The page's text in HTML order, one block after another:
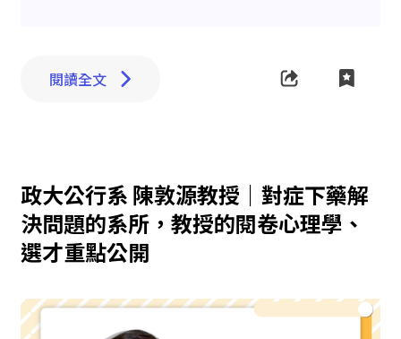
閱讀全文
政大公行系 陳敦源教授｜對症下藥解
決問題的系所，教授的閱卷心理學、
選才重點公開